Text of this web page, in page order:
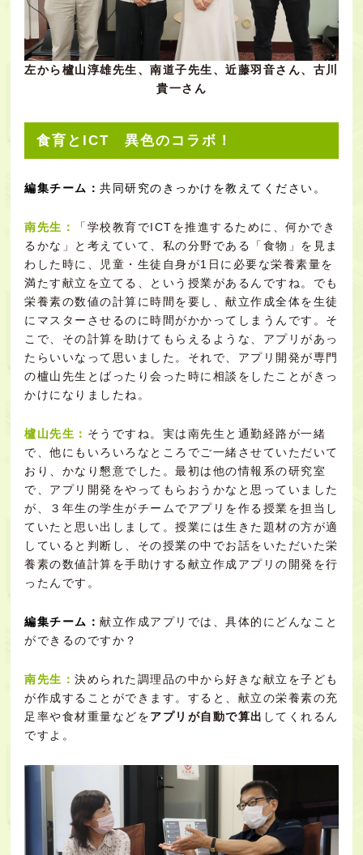
左から櫨山淳雄先生、南道子先生、近藤羽音さん、古川
貴一さん
食育とICT 異色のコラボ！
編集チーム： 共同研究のきっかけを教えてください。
南先生：
「学校教育でICTを推進するために、何かでき
るかな」と考えていて、私の分野である「食物」を見ま
わした時に、児童・生徒自身が1日に必要な栄養素量を
満たす献立を立てる、という授業があるんですね。でも
栄養素の数値の計算に時間を要し、献立作成全体を生徒
にマスターさせるのに時間がかかってしまうんです。そ
こで、その計算を助けてもらえるような、アプリがあっ
たらいいなって思いました。それで、アプリ開発が専門
の櫨山先生とばったり会った時に相談をしたことがきっ
かけになりましたね。
櫨山先生： そうですね。実は南先生と通勤経路が一緒
で、他にもいろいろなところでご一緒させていただいて
おり、かなり懇意でした。最初は他の情報系の研究室
で、アプリ開発をやってもらおうかなと思っていました
が、３年生の学生がチームでアプリを作る授業を担当し
ていたと思い出しまして。授業には生きた題材の方が適
していると判断し、その授業の中でお話をいただいた栄
養素の数値計算を手助けする献立作成アプリの開発を行
ったんです。
編集チーム： 献立作成アプリでは、具体的にどんなこと
ができるのですか？
南先生： 決められた調理品の中から好きな献立を子ども
が作成することができます。すると、献立の栄養素の充
足率や食材重量などをアプリが自動で算出 してくれるん
ですよ。